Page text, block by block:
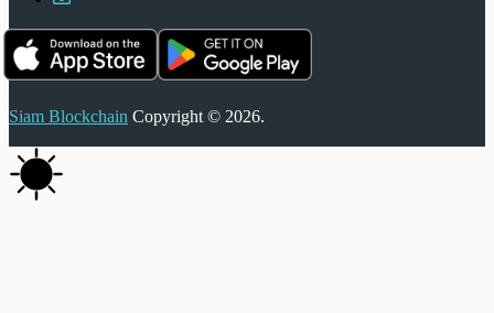
Siam Blockchain Copyright © 2026.